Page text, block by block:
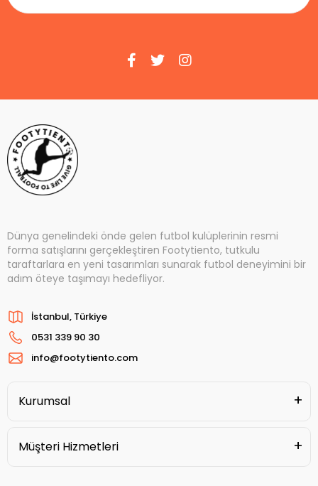
Dünya genelindeki önde gelen futbol kulüplerinin resmi
forma satışlarını gerçekleştiren Footytiento, tutkulu
taraftarlara en yeni tasarımları sunarak futbol deneyimini bir
adım öteye taşımayı hedefliyor.
İstanbul, Türkiye
0531 339 90 30
info@footytiento.com
Kurumsal
Müşteri Hizmetleri